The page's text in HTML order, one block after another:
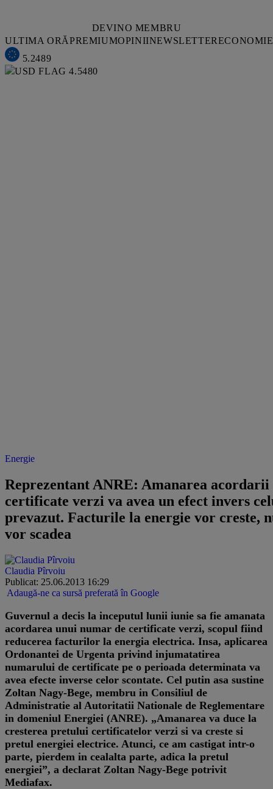
DEVINO MEMBRU
ULTIMA ORĂPREMIUMOPINIINEWSLETTERECONOMIE
5.2489
4.5480
Energie
Reprezentant ANRE: Amanarea acordarii
certificate verzi va avea un efect invers
prevazut. Facturile la energie vor creste,
vor scadea
Claudia Pîrvoiu
Publicat: 25.06.2013 16:29
Adaugă-ne ca sursă preferată în Google
Guvernul a decis la inceputul lunii iunie sa fie amanata
acordarea unui numar de certificate verzi, scopul fiind
reducerea facturilor la energia electrica. Insa, aplicarea
Ordonantei de Urgenta privind injumatatirea
numarului de certificate pe o perioada determinata va
avea efecte inverse celor scontate. Cel putin asa sustine
Zoltan Nagy-Bege, membru in Consiliul de
Administratie al Autoritatii Nationale de Reglementare
in domeniul Energiei (ANRE). „Amanarea va duce la
cresterea pretului certificatelor verzi si va creste si
pretul energiei electrice. Atunci, ce am castigat intr-o
parte, pierdem in cealalta parte, adica la pretul
energiei”, a declarat Zoltan Nagy-Bege potrivit
Mediafax.